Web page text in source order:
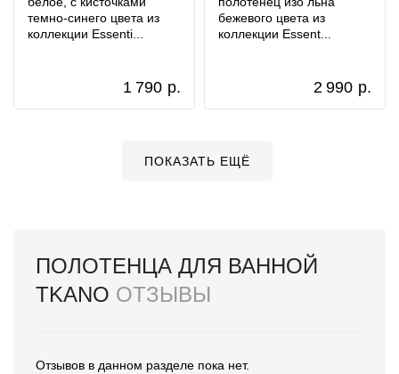
темно-синего цвета из
коллекции Essenti...
1 790 р.
бежевого цвета из
коллекции Essent...
2 990 р.
ПОКАЗАТЬ ЕЩЁ
ПОЛОТЕНЦА ДЛЯ ВАННОЙ
TKANO ОТЗЫВЫ
Отзывов в данном разделе пока нет.